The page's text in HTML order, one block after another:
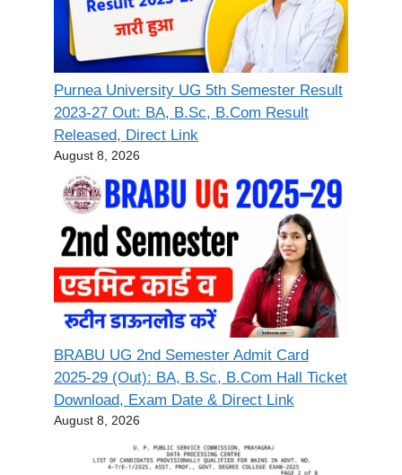
Purnea University UG 5th Semester Result
2023-27 Out: BA, B.Sc, B.Com Result
Released, Direct Link
August 8, 2026
BRABU UG 2nd Semester Admit Card
2025-29 (Out): BA, B.Sc, B.Com Hall Ticket
Download, Exam Date & Direct Link
August 8, 2026